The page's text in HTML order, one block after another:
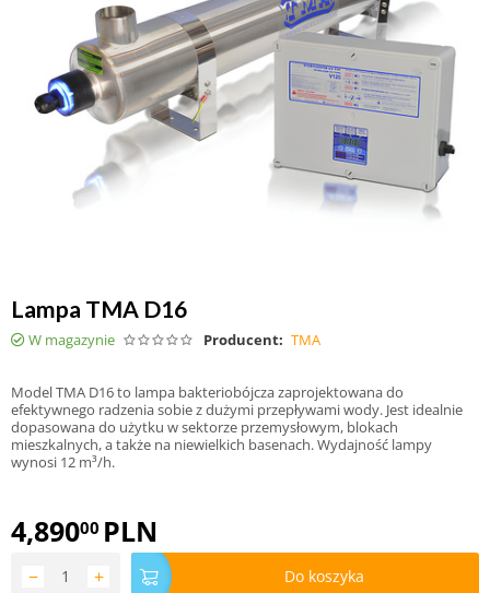
Lampa TMA D16
W magazynie Producent: TMA
Model TMA D16 to lampa bakteriobójcza zaprojektowana do
efektywnego radzenia sobie z dużymi przepływami wody. Jest idealnie
dopasowana do użytku w sektorze przemysłowym, blokach
mieszkalnych, a także na niewielkich basenach. Wydajność lampy
wynosi 12 m³/h.
4,89000 PLN
+
− Do koszyka